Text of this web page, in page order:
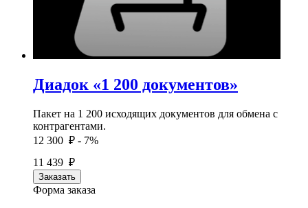
Диадок «1 200 документов»
Пакет на 1 200 исходящих документов для обмена с
контрагентами.
12 300 ₽ - 7%
11 439 ₽
Заказать
Форма заказа